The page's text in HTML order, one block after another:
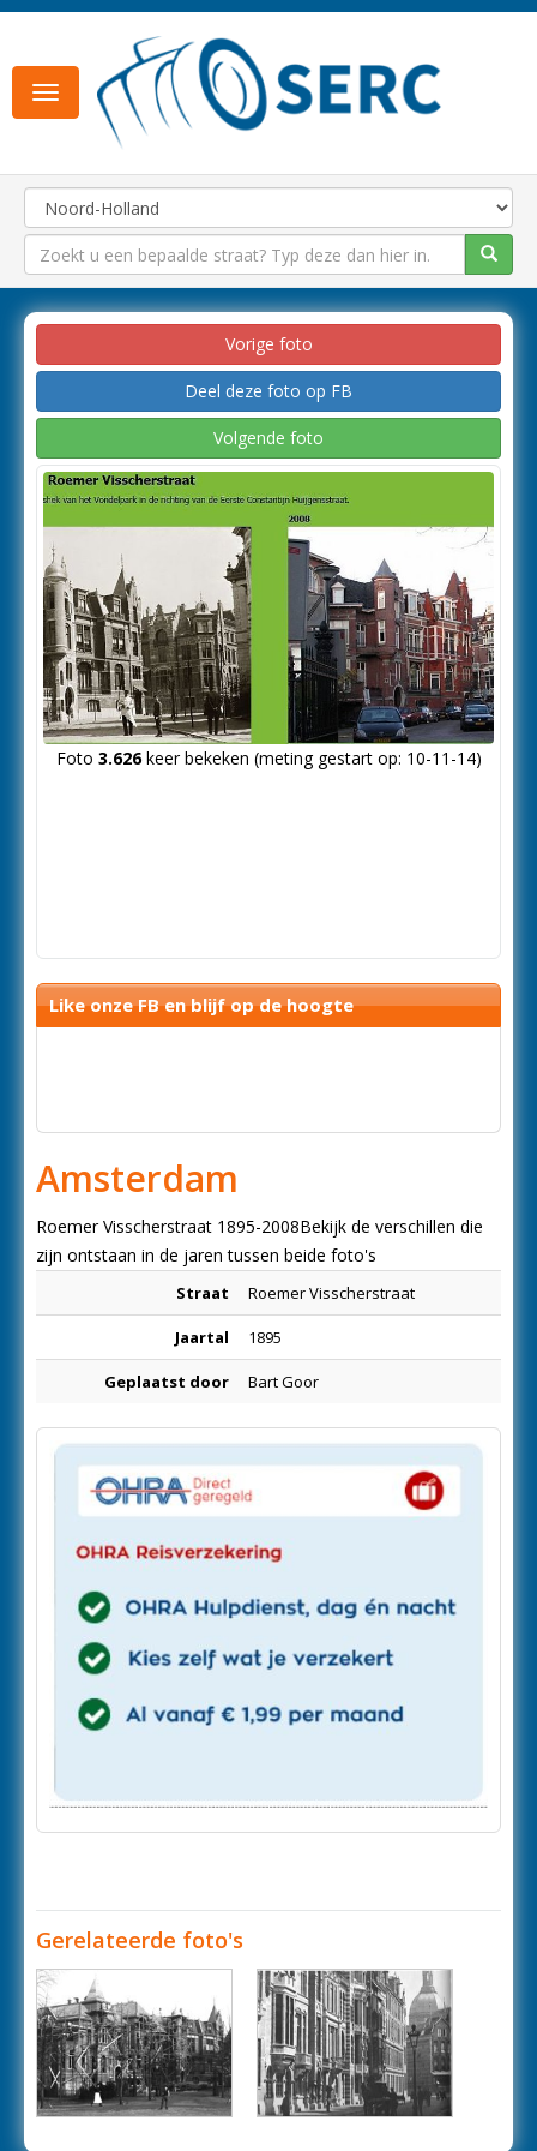
Toggle
navigation
Vorige foto
Deel deze foto op FB
Volgende foto
Foto 3.626keer bekeken (meting gestart op: 10-11-14)
Like onze FB en blijf op de hoogte
Amsterdam
Roemer Visscherstraat 1895-2008Bekijk de verschillen die
zijn ontstaan in de jaren tussen beide foto's
Straat Roemer Visscherstraat
Jaartal 1895
Geplaatst door Bart Goor
Gerelateerde foto's